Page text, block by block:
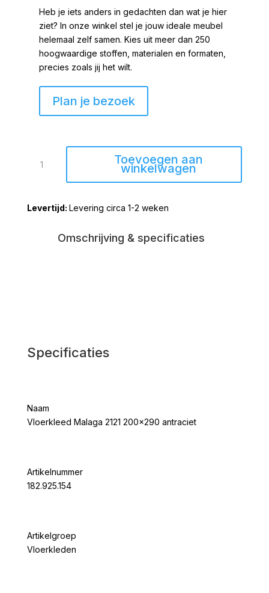
Heb je iets anders in gedachten dan wat je hier
ziet? In onze winkel stel je jouw ideale meubel
helemaal zelf samen. Kies uit meer dan 250
hoogwaardige stoffen, materialen en formaten,
precies zoals jij het wilt.
Plan je bezoek
Malaga
antraciet
Toevoegen aan
winkelwagen
Levering circa 1-2 weken
Omschrijving & specificaties
Specificaties
Naam
Vloerkleed Malaga 2121 200x290 antraciet
Artikelnummer
182.925.154
Artikelgroep
Vloerkleden